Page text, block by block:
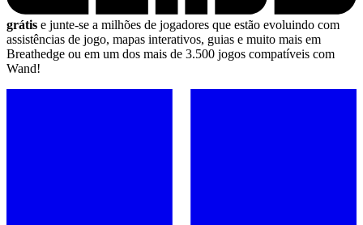
grátis e junte-se a milhões de jogadores que estão evoluindo com
assistências de jogo, mapas interativos, guias e muito mais em
Breathedge ou em um dos mais de 3.500 jogos compatíveis com
Wand!